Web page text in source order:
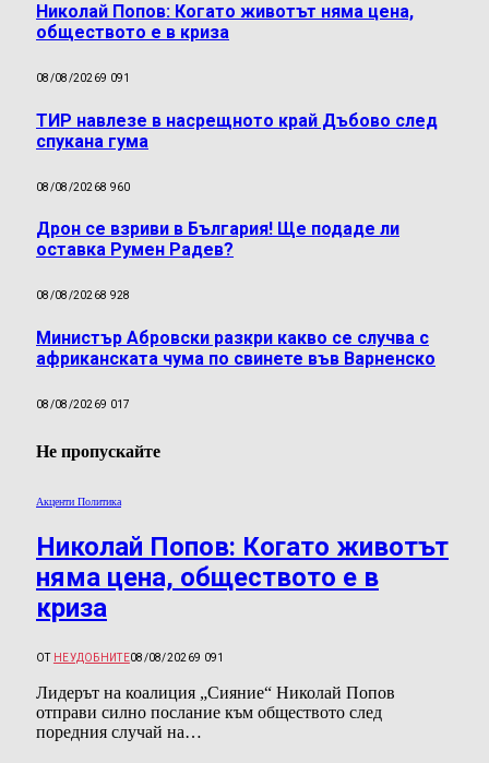
Николай Попов: Когато животът няма цена,
обществото е в криза
08/08/20269 091
ТИР навлезе в насрещното край Дъбово след
спукана гума
08/08/20268 960
Дрон се взриви в България! Ще подаде ли
оставка Румен Радев?
08/08/20268 928
Министър Абровски разкри какво се случва с
африканската чума по свинете във Варненско
08/08/20269 017
Не пропускайте
Акценти Политика
Николай Попов: Когато животът
няма цена, обществото е в
криза
ОТ НЕУДОБНИТЕ08/08/20269 091
Лидерът на коалиция „Сияние“ Николай Попов
отправи силно послание към обществото след
поредния случай на…